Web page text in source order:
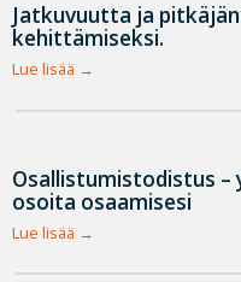
Jatkuvuutta ja
kehittämiseksi.
Lue lisää
Osallistumistodistus –
osoita osaamisesi
Lue lisää